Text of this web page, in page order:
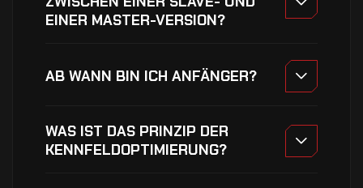
EINER MASTER-VERSION?
AB WANN BIN ICH ANFÄNGER?
WAS IST DAS PRINZIP DER
KENNFELDOPTIMIERUNG?